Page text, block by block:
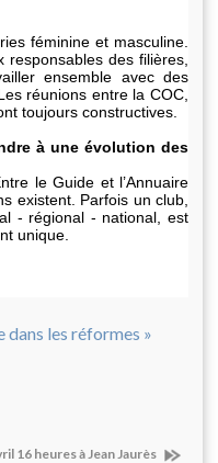
féminine et masculine.
responsables des filières,
ensemble avec des
réunions entre la COC,
toujours constructives.
à une évolution des
le Guide et l’Annuaire
existent. Parfois un club,
- régional - national, est
unique.
16 heures à Jean Jaurès